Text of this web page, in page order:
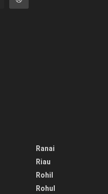
Ranai
Riau
Rohil
Rohul